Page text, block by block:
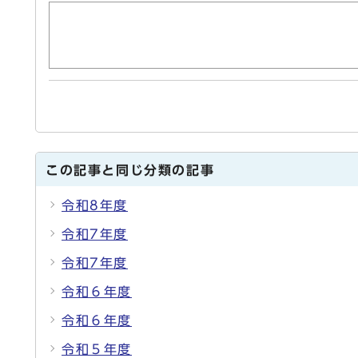
この記事と同じ分類の記事
令和8年度
令和7年度
令和7年度
令和６年度
令和６年度
令和５年度